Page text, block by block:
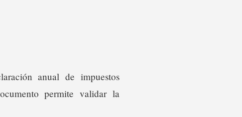
anual de impuestos
permite validar la